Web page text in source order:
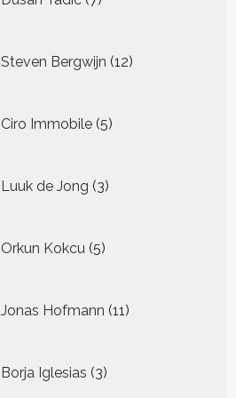
producten
Steven Bergwijn 12
producten
Ciro Immobile 5
producten
Luuk de Jong 3
producten
Orkun Kokcu 5
producten
Jonas Hofmann 11
producten
Borja Iglesias 3
producten